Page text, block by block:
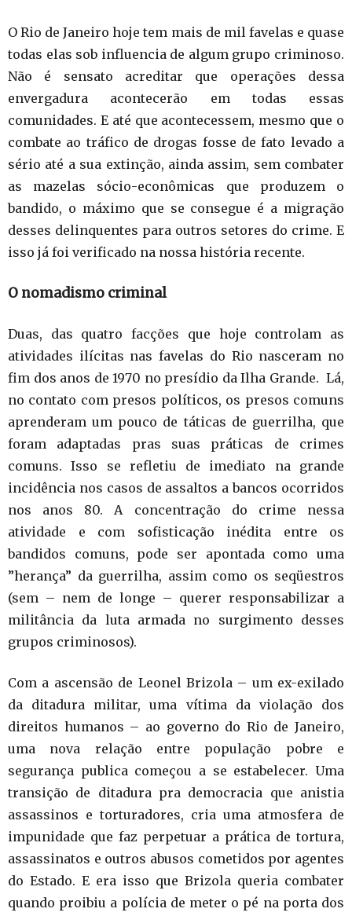
O Rio de Janeiro hoje tem mais de mil favelas e quase
todas elas sob influencia de algum grupo criminoso.
Não é sensato acreditar que operações dessa
envergadura acontecerão em todas essas
comunidades. E até que acontecessem, mesmo que o
combate ao tráfico de drogas fosse de fato levado a
sério até a sua extinção, ainda assim, sem combater
as mazelas sócio-econômicas que produzem o
bandido, o máximo que se consegue é a migração
desses delinquentes para outros setores do crime. E
isso já foi verificado na nossa história recente.
O nomadismo criminal
Duas, das quatro facções que hoje controlam as
atividades ilícitas nas favelas do Rio nasceram no
fim dos anos de 1970 no presídio da Ilha Grande. Lá,
no contato com presos políticos, os presos comuns
aprenderam um pouco de táticas de guerrilha, que
foram adaptadas pras suas práticas de crimes
comuns. Isso se refletiu de imediato na grande
incidência nos casos de assaltos a bancos ocorridos
nos anos 80. A concentração do crime nessa
atividade e com sofisticação inédita entre os
bandidos comuns, pode ser apontada como uma
”herança” da guerrilha, assim como os seqüestros
(sem – nem de longe – querer responsabilizar a
militância da luta armada no surgimento desses
grupos criminosos).
Com a ascensão de Leonel Brizola – um ex-exilado
da ditadura militar, uma vítima da violação dos
direitos humanos – ao governo do Rio de Janeiro,
uma nova relação entre população pobre e
segurança publica começou a se estabelecer. Uma
transição de ditadura pra democracia que anistia
assassinos e torturadores, cria uma atmosfera de
impunidade que faz perpetuar a prática de tortura,
assassinatos e outros abusos cometidos por agentes
do Estado. E era isso que Brizola queria combater
quando proibiu a polícia de meter o pé na porta dos